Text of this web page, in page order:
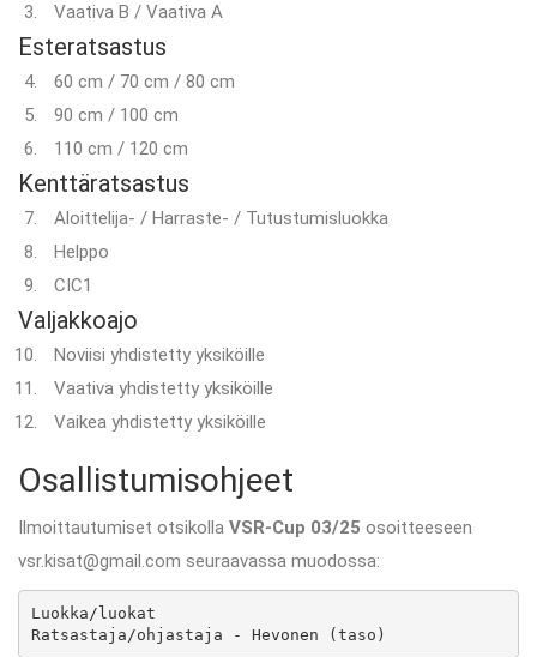
Vaativa B / Vaativa A
Esteratsastus
60 cm / 70 cm / 80 cm
90 cm / 100 cm
110 cm / 120 cm
Kenttäratsastus
Aloittelija- / Harraste- / Tutustumisluokka
Helppo
CIC1
Valjakkoajo
Noviisi yhdistetty yksiköille
Vaativa yhdistetty yksiköille
Vaikea yhdistetty yksiköille
Osallistumisohjeet
Ilmoittautumiset otsikolla VSR-Cup 03/25 osoitteeseen
vsr.kisat@gmail.com seuraavassa muodossa:
Luokka/luokat
Ratsastaja/ohjastaja - Hevonen (taso)